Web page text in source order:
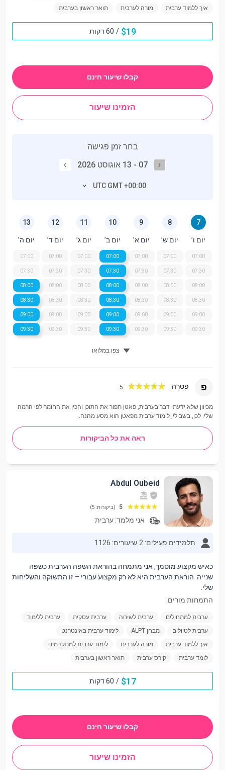
איך ללמוד ערבית
מורה לערבית תואר ראשון בערבית
19
$
/ 60 דקות
קבלו שיעור חינם
הזמינו שיעור
בחר זמן פגישה
07 - 13 אוגוסט 2026
UTC GMT +00:00
7
יום ו’
07:00
07:30
08:00
08:30
09:00
09:30
8
יום ש’
07:00
07:30
08:00
08:30
09:00
09:30
9
יום א’
07:00
07:30
08:00
08:30
09:00
09:30
10
יום ב’
07:00
07:30
08:00
08:30
09:00
09:30
11
יום ג’
07:00
07:30
08:00
08:30
09:00
09:30
12
יום ד’
07:00
07:30
08:00
08:30
09:00
09:30
13
יום ה’
07:00
07:30
08:00
08:30
09:00
09:30
צפו במלואו
פ פטרה 5
מכיוון שלא ידעתי דבר בערבית, פאטן תפור את התוכן והכין את החומר לפי הרמה
שלי. לכן, בשבילי, לימוד ערבית מפאטן הוא מסע מהנה.
ראה את כל הביקורות
Abdul Oubeid
5 (ביקורות: 5)
אני מלמד: ערבית
תלמידים פעילים: 2 שיעורים: 1126
כאיש מקצוע מוסמך, אני מתמחה בהוראת השפה הערבית כשפה
שנייה. הוראת הערבית היא לא רק מקצוע עבורי – זו התשוקה והשליחות
שלי.
התמחות מורים:
ערבית למתחילים ערבית לשיחה ערבית עסקית
ערבית ללימוד
ערבית לטיולים
מבחן ALPT
לימוד ערבית באינטרנט
איך ללמוד ערבית
מורה לערבית
לימוד ערבית למתקדמים
לומד ערבית
קורס ערבית תואר ראשון בערבית
17
$
/ 60 דקות
קבלו שיעור חינם
הזמינו שיעור